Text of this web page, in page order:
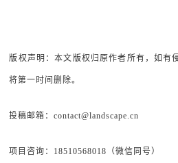
版权声明：本文版权归原作者所有，如有
将第一时间删除。
投稿邮箱：contact@landscape.cn
项目咨询：18510568018（微信同号）